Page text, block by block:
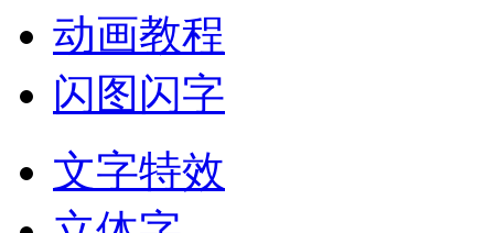
动画教程
闪图闪字
文字特效